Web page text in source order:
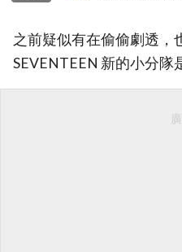
之前疑似有在偷偷劇透，
SEVENTEEN 新的小分隊